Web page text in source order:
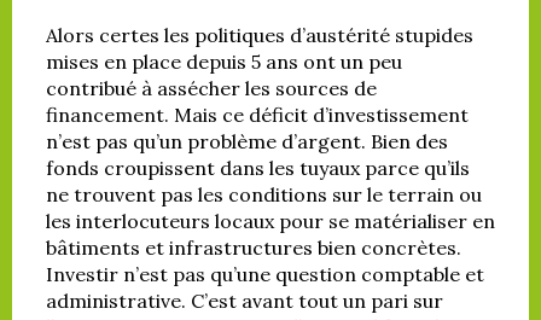
Alors certes les politiques d’austérité stupides
mises en place depuis 5 ans ont un peu
contribué à assécher les sources de
financement. Mais ce déficit d’investissement
n’est pas qu’un problème d’argent. Bien des
fonds croupissent dans les tuyaux parce qu’ils
ne trouvent pas les conditions sur le terrain ou
les interlocuteurs locaux pour se matérialiser en
bâtiments et infrastructures bien concrètes.
Investir n’est pas qu’une question comptable et
administrative. C’est avant tout un pari sur